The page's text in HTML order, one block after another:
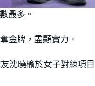
最多。
金牌，盡顯實力。
沈曉榆於女子對練項